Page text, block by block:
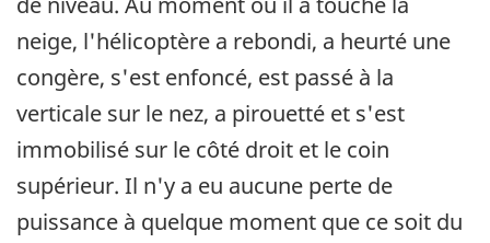
neige, l'hélicoptère a rebondi, a heurté une
congère, s'est enfoncé, est passé à la
verticale sur le nez, a pirouetté et s'est
immobilisé sur le côté droit et le coin
supérieur. Il n'y a eu aucune perte de
puissance à quelque moment que ce soit du